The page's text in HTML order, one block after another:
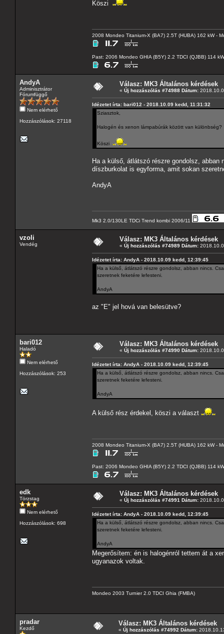
Köszi
2008 Mondeo Titanium-X (BA7) 2.5T (HUBA) 162 kW -
Past: 2006 Mondeo GHIA (B5Y) 2.2 TDCI (QJBB) 114
AndyA
Adminisztrátor
Fórumfüggő
Nem elérhető
Hozzászólások: 27118
Válasz: MK3 Általános kérdések
« Új hozzászólás #74988 Dátum:
Idézetet írta: bari012 - 2018.10.09 kedd, 11:31:32
Sziasztok,
Halogén és xenon lámpabúrák között van különbség?
Köszi
Ha a külső, átlátszó részre gondolsz,
díszburkolat is egyforma, amit sokan
AndyA
Mk3 2.0/130LE TDCi Trend kombi 2006/11
vzoli
Vendég
Válasz: MK3 Általános kérdések
« Új hozzászólás #74989 Dátum:
Idézetet írta: AndyA - 2018.10.09 kedd, 12:39:45
Ha a külső, átlátszó részre gondolsz, abban nincs.
szeretnek feketére lefesteni.
AndyA
az "E" jel hová van belesütve?
bari012
Haladó
Nem elérhető
Hozzászólások: 253
Válasz: MK3 Általános kérdések
« Új hozzászólás #74990 Dátum:
Idézetet írta: AndyA - 2018.10.09 kedd, 12:39:45
Ha a külső, átlátszó részre gondolsz, abban nincs.
szeretnek feketére lefesteni.
AndyA
A külső rész érdekel, köszi a választ
2008 Mondeo Titanium-X (BA7) 2.5T (HUBA) 162 kW -
Past: 2006 Mondeo GHIA (B5Y) 2.2 TDCI (QJBB) 114
edk
Törzstag
Nem elérhető
Hozzászólások: 698
Válasz: MK3 Általános kérdések
« Új hozzászólás #74991 Dátum:
Idézetet írta: AndyA - 2018.10.09 kedd, 12:39:45
Ha a külső, átlátszó részre gondolsz, abban nincs.
szeretnek feketére lefesteni.
AndyA
Megerősítem: én is halogénról tettem át a
ugyanazok voltak.
Mondeo 2003 Turnier 2.0 TDCI Ghia (FMBA)
pradar
Kezdő
Válasz: MK3 Általános kérdések
« Új hozzászólás #74992 Dátum: